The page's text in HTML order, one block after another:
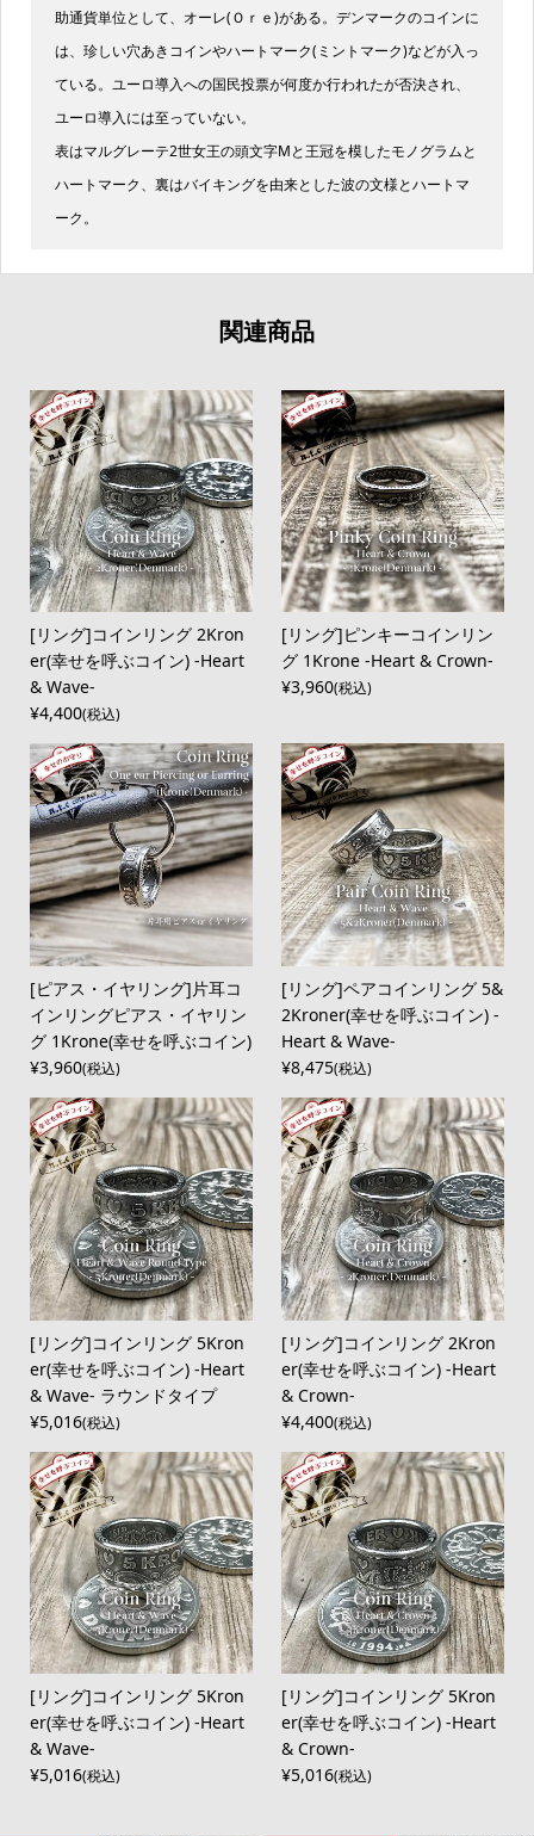
助通貨単位として、オーレ(Ｏｒｅ)がある。デンマークのコインに
は、珍しい穴あきコインやハートマーク(ミントマーク)などが入っ
ている。ユーロ導入への国民投票が何度か行われたが否決され、
ユーロ導入には至っていない。
表はマルグレーテ2世女王の頭文字Mと王冠を模したモノグラムと
ハートマーク、裏はバイキングを由来とした波の文様とハートマ
ーク。
関連商品
[リング]コインリング 2Kron
er(幸せを呼ぶコイン) -Heart
& Wave-
¥4,400(税込)
[リング]ピンキーコインリン
グ 1Krone -Heart & Crown-
¥3,960(税込)
[ピアス・イヤリング]片耳コ
インリングピアス・イヤリン
グ 1Krone(幸せを呼ぶコイン)
¥3,960(税込)
[リング]ペアコインリング 5&
2Kroner(幸せを呼ぶコイン) -
Heart & Wave-
¥8,475(税込)
[リング]コインリング 5Kron
er(幸せを呼ぶコイン) -Heart
& Wave- ラウンドタイプ
¥5,016(税込)
[リング]コインリング 2Kron
er(幸せを呼ぶコイン) -Heart
& Crown-
¥4,400(税込)
[リング]コインリング 5Kron
er(幸せを呼ぶコイン) -Heart
& Wave-
¥5,016(税込)
[リング]コインリング 5Kron
er(幸せを呼ぶコイン) -Heart
& Crown-
¥5,016(税込)